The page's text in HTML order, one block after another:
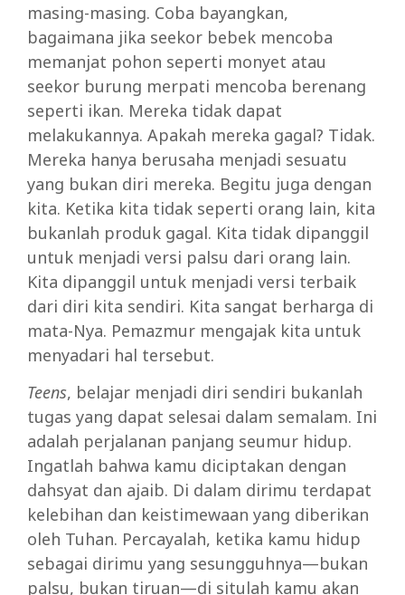
masing-masing. Coba bayangkan,
bagaimana jika seekor bebek mencoba
memanjat pohon seperti monyet atau
seekor burung merpati mencoba berenang
seperti ikan. Mereka tidak dapat
melakukannya. Apakah mereka gagal? Tidak.
Mereka hanya berusaha menjadi sesuatu
yang bukan diri mereka. Begitu juga dengan
kita. Ketika kita tidak seperti orang lain, kita
bukanlah produk gagal. Kita tidak dipanggil
untuk menjadi versi palsu dari orang lain.
Kita dipanggil untuk menjadi versi terbaik
dari diri kita sendiri. Kita sangat berharga di
mata-Nya. Pemazmur mengajak kita untuk
menyadari hal tersebut.
Teens, belajar menjadi diri sendiri bukanlah
tugas yang dapat selesai dalam semalam. Ini
adalah perjalanan panjang seumur hidup.
Ingatlah bahwa kamu diciptakan dengan
dahsyat dan ajaib. Di dalam dirimu terdapat
kelebihan dan keistimewaan yang diberikan
oleh Tuhan. Percayalah, ketika kamu hidup
sebagai dirimu yang sesungguhnya—bukan
palsu, bukan tiruan—di situlah kamu akan